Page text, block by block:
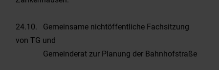
24.10. Gemeinsame nichtöffentliche Fachsitzung
von TG und
Gemeinderat zur Planung der Bahnhofstraße